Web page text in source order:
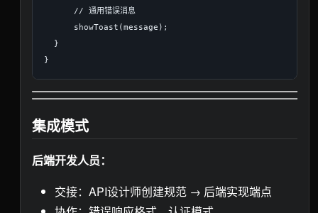
      // 通用错误消息
      showToast(message);
  }
集成模式
后端开发人员：
交接：API设计师创建规范 → 后端实现端点